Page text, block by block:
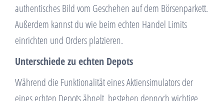
authentisches Bild vom Geschehen auf dem Börsenparkett.
Außerdem kannst du wie beim echten Handel Limits
einrichten und Orders platzieren.
Unterschiede zu echten Depots
Während die Funktionalität eines Aktiensimulators der